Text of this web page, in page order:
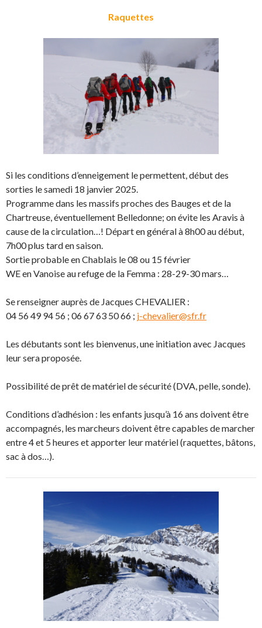
Raquettes
Si les conditions d’enneigement le permettent, début des
sorties le samedi 18 janvier 2025.
Programme dans les massifs proches des Bauges et de la
Chartreuse, éventuellement Belledonne; on évite les Aravis à
cause de la circulation…! Départ en général à 8h00 au début,
7h00 plus tard en saison.
Sortie probable en Chablais le 08 ou 15 février
WE en Vanoise au refuge de la Femma : 28-29-30 mars…
Se renseigner auprès de Jacques CHEVALIER :
04 56 49 94 56 ; 06 67 63 50 66 ; j-chevalier@sfr.fr
Les débutants sont les bienvenus, une initiation avec Jacques
leur sera proposée.
Possibilité de prêt de matériel de sécurité (DVA, pelle, sonde).
Conditions d’adhésion : les enfants jusqu’à 16 ans doivent être
accompagnés, les marcheurs doivent être capables de marcher
entre 4 et 5 heures et apporter leur matériel (raquettes, bâtons,
sac à dos…).